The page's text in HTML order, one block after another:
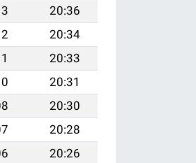
20:36
20:34
20:33
20:31
20:30
20:28
20:26